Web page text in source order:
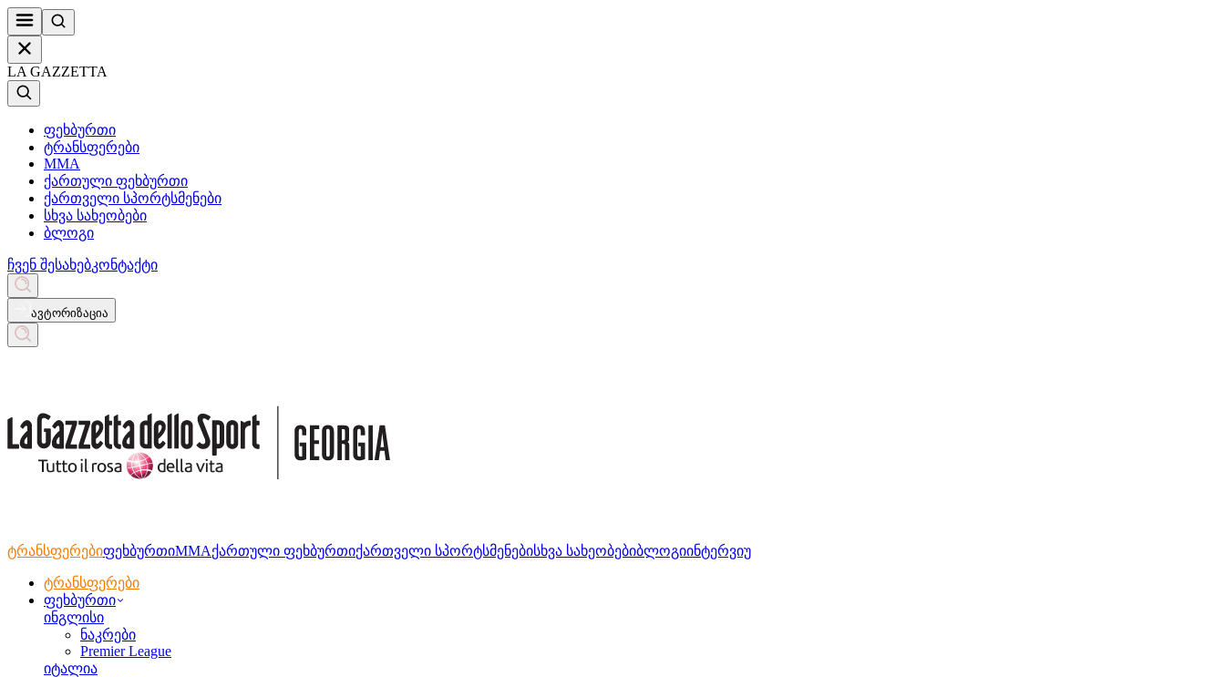
LA GAZZETTA
ფეხბურთი
ტრანსფერები
MMA
ქართული ფეხბურთი
ქართველი სპორტსმენები
სხვა სახეობები
ბლოგი
ჩვენ შესახებკონტაქტი
ავტორიზაცია
ტრანსფერებიფეხბურთიMMAქართული ფეხბურთიქართველი სპორტსმენებისხვა სახეობებიბლოგიინტერვიუ
ტრანსფერები
ფეხბურთი
ინგლისი
ნაკრები
Premier League
იტალია